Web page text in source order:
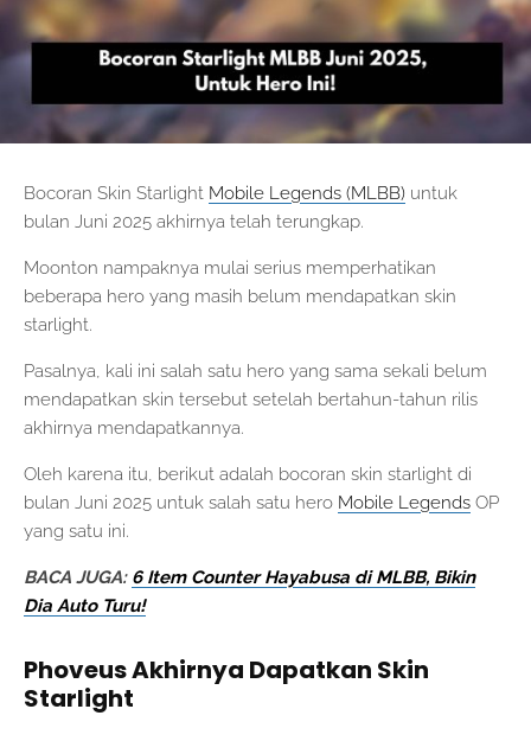
Bocoran Skin Starlight Mobile Legends (MLBB) untuk
bulan Juni 2025 akhirnya telah terungkap.
Moonton nampaknya mulai serius memperhatikan
beberapa hero yang masih belum mendapatkan skin
starlight.
Pasalnya, kali ini salah satu hero yang sama sekali belum
mendapatkan skin tersebut setelah bertahun-tahun rilis
akhirnya mendapatkannya.
Oleh karena itu, berikut adalah bocoran skin starlight di
bulan Juni 2025 untuk salah satu hero Mobile Legends OP
yang satu ini.
BACA JUGA: 6 Item Counter Hayabusa di MLBB, Bikin
Dia Auto Turu!
Phoveus Akhirnya Dapatkan Skin
Starlight